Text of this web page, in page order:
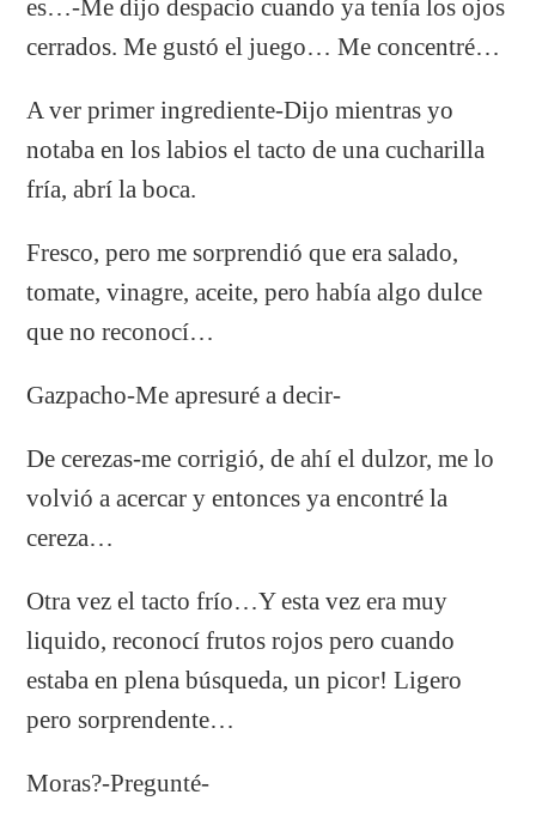
es…-Me dijo despacio cuando ya tenía los ojos
cerrados. Me gustó el juego… Me concentré…
A ver primer ingrediente-Dijo mientras yo
notaba en los labios el tacto de una cucharilla
fría, abrí la boca.
Fresco, pero me sorprendió que era salado,
tomate, vinagre, aceite, pero había algo dulce
que no reconocí…
Gazpacho-Me apresuré a decir-
De cerezas-me corrigió, de ahí el dulzor, me lo
volvió a acercar y entonces ya encontré la
cereza…
Otra vez el tacto frío…Y esta vez era muy
liquido, reconocí frutos rojos pero cuando
estaba en plena búsqueda, un picor! Ligero
pero sorprendente…
Moras?-Pregunté-